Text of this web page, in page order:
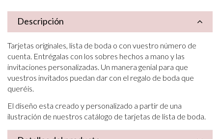
Descripción
Tarjetas originales, lista de boda o con vuestro número de
cuenta. Entrégalas con los sobres hechos a mano y las
invitaciones personalizadas. Un manera genial para que
vuestros invitados puedan dar con el regalo de boda que
queréis.
El diseño esta creado y personalizado a partir de una
ilustración de nuestros catálogo de tarjetas de lista de boda.